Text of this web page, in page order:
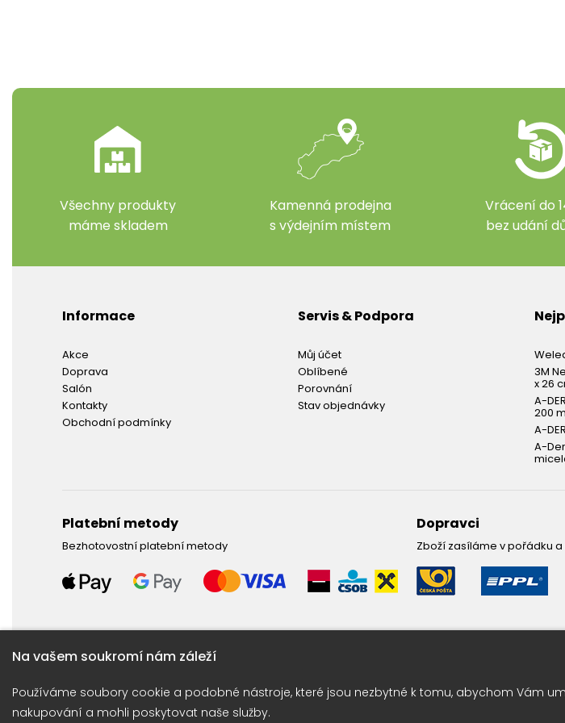
Všechny produkty
máme skladem
Kamenná prodejna
s výdejním místem
Vrácení do
bez udání
Informace
Akce
Doprava
Salón
Kontakty
Obchodní podmínky
Servis & Podpora
Můj účet
Oblíbené
Porovnání
Stav objednávky
3M
x 26
A-
200
A-
A-
Platební metody
Bezhotovostní platební metody
Dopravci
Zboží zasíláme v pořádku a
Obraťte se na naší linku: +420 774 675 615 Chcete vědět o výhodných
Na vašem soukromí nám záleží
Používáme soubory cookie a podobné nástroje, které jsou nezbytné k tomu, abychom Vám
nakupování a mohli poskytovat naše služby.